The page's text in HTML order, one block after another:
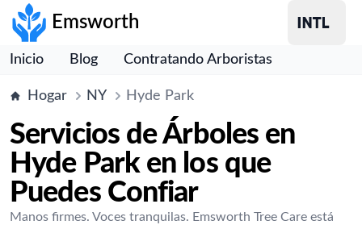
Emsworth
Inicio Blog Contratando Arboristas
Hogar NY Hyde Park
Servicios de Árboles en
Hyde Park en los que
Puedes Confiar
Manos firmes. Voces tranquilas. Emsworth Tree Care está